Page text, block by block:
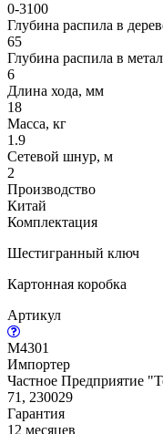
0-3100
Глубина распила в
65
Глубина распила в
6
Длина хода, мм
18
Масса, кг
1.9
Сетевой шнур, м
2
Производство
Китай
Комплектация
Шестигранный ключ
Картонная коробка
Артикул
M4301
Импортер
Частное Предприятие
71, 230029
Гарантия
12 месяцев